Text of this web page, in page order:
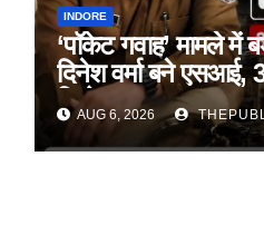
INDORE
‘पॉकेट गवाह’ मामले में
दिनेश वर्मा बने एसआई,
डिमोशन
AUG 6, 2026